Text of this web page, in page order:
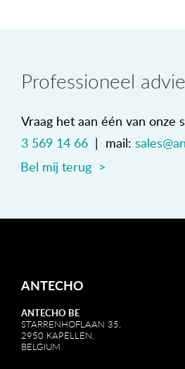
Professioneel
Vraag het aan één van onze
3 569 14 66 | mail:
Bel mij terug >
ANTECHO
ANTECHO BE
STARRENHOFLAAN 35,
2950 KAPELLEN,
BELGIUM